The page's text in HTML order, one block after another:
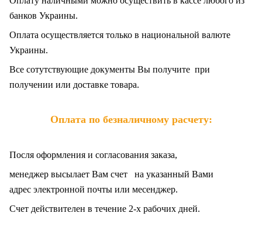
банков Украины.
Оплата осуществляется только в национальной валюте
Украины.
Все сотутствующие документы Вы получите при
получении или доставке товара.
Оплата по безналичному расчету:
Посля оформления и согласования заказа,
менеджер высылает Вам счет на указанный Вами
адрес электронной почты или месенджер.
Счет действителен в течение 2-х рабочих дней.